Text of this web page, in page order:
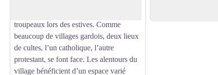
troupeaux lors des estives. Comme
beaucoup de villages gardois, deux lieux
de cultes, l’un catholique, l’autre
protestant, se font face. Les alentours du
village bénéficient d’un espace varié